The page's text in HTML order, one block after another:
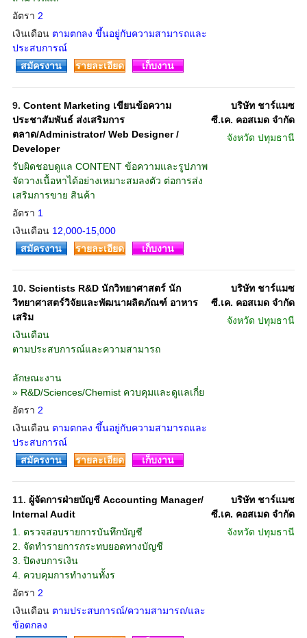
อัตรา 2
เงินเดือน ตามตกลง ขึ้นอยู่กับความสามารถและ
ประสบการณ์
สมัครงาน รายละเอียด เก็บงาน
9. Content Marketing เขียนข้อความ
ประชาสัมพันธ์ ส่งเสริมการ
ตลาด/Administrator/ Web Designer /
Developer
รับผิดชอบดูแล CONTENT ข้อความและรูปภาพ
จัดวางเนื้อหาได้อย่างเหมาะสมลงตัว ต่อการส่ง
เสริมการขาย สินค้า
อัตรา 1
เงินเดือน 12,000-15,000
บริษัท ชาร์แมซ
ซี.เค. คอสเมด จำกัด
จังหวัด ปทุมธานี
สมัครงาน รายละเอียด เก็บงาน
10. Scientists R&D นักวิทยาศาสตร์ นัก
วิทยาศาสตร์วิจัยและพัฒนาผลิตภัณฑ์ อาหาร
เสริม
เงินเดือน
ตามประสบการณ์และความสามารถ
ลักษณะงาน
» R&D/Sciences/Chemist ควบคุมและดูแลเกี่ย
อัตรา 2
เงินเดือน ตามตกลง ขึ้นอยู่กับความสามารถและ
ประสบการณ์
บริษัท ชาร์แมซ
ซี.เค. คอสเมด จำกัด
จังหวัด ปทุมธานี
สมัครงาน รายละเอียด เก็บงาน
11. ผู้จัดการฝ่ายบัญชี Accounting Manager/
Internal Audit
1. ตรวจสอบรายการบันทึกบัญชี
2. จัดทำรายการกระทบยอดทางบัญชี
3. ปิดงบการเงิน
4. ควบคุมการทำงานทั้งร
อัตรา 2
เงินเดือน ตามประสบการณ์/ความสามารถ/และ
ข้อตกลง
บริษัท ชาร์แมซ
ซี.เค. คอสเมด จำกัด
จังหวัด ปทุมธานี